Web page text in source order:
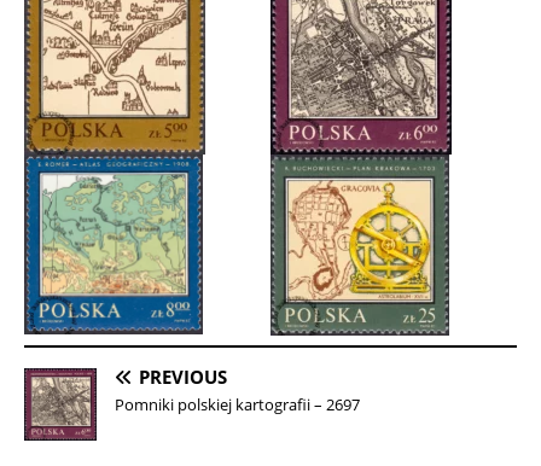
PREVIOUS
Pomniki polskiej kartografii – 2697